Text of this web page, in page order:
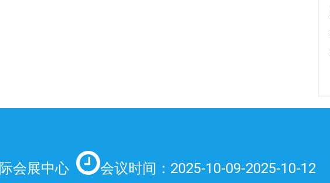
会展中心 会议时间：2025-10-09-2025-10-12